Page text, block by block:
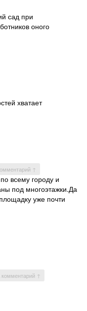
сад при
оного
хватает
↑
всему городу и
под многоэтажки.Да
уже почти
комментарий ↑